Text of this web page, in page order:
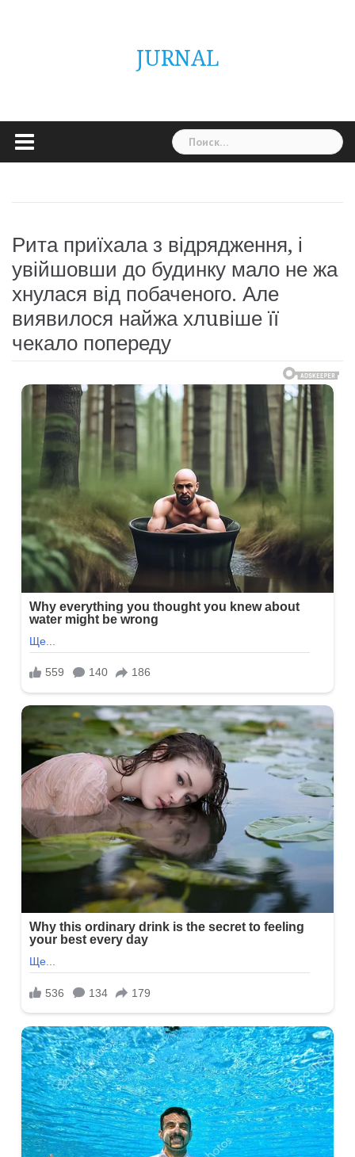
JURNAL
Найти:
Рита приїхала з відрядження, і
увійшовши до будинку мало не жа
хнулася від побаченого. Але
виявилося найжа хлuвіше її
чекало попереду